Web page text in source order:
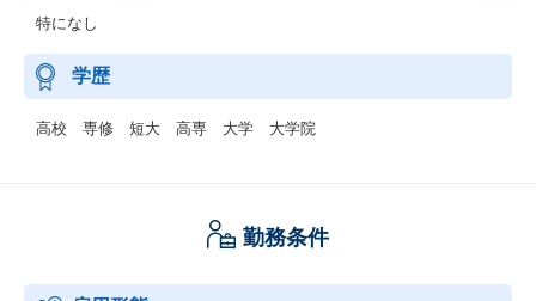
特になし
学歴
高校 専修 短大 高専 大学 大学院
勤務条件